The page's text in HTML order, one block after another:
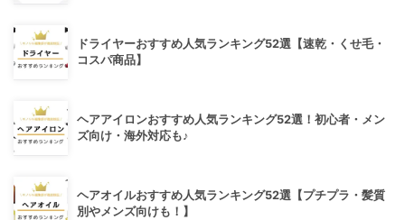
ドライヤーおすすめ人気ランキング52選【速乾・くせ毛・
コスパ商品】
ヘアアイロンおすすめ人気ランキング52選！初心者・メン
ズ向け・海外対応も♪
ヘアオイルおすすめ人気ランキング52選【プチプラ・髪質
別やメンズ向けも！】